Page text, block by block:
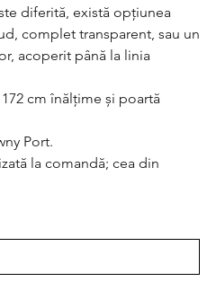
diferită, există opțiunea
complet transparent, sau un
acoperit până la linia
cm înălțime și poartă
Port.
la comandă; cea din